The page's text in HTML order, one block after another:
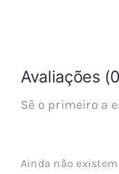
Avaliações
Sê o primeiro a
Ainda não